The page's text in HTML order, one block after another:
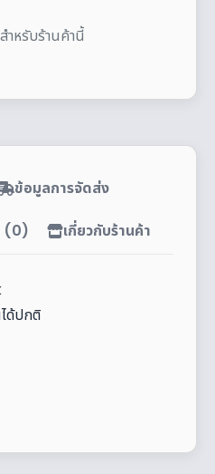
ำหรับร้านค้านี้
ข้อมูลการจัดส่ง
(0) เกี่ยวกับร้านค้า
ด้ปกติ